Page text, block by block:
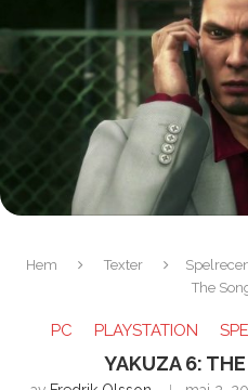
Hem Texter
The
PC PLAYSTATION
YAKUZA 6: